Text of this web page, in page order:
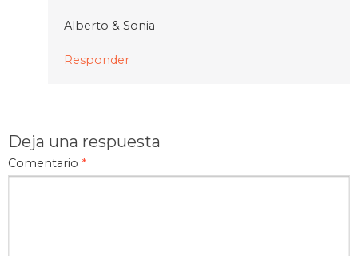
Alberto & Sonia
Responder
Deja una respuesta
Comentario *